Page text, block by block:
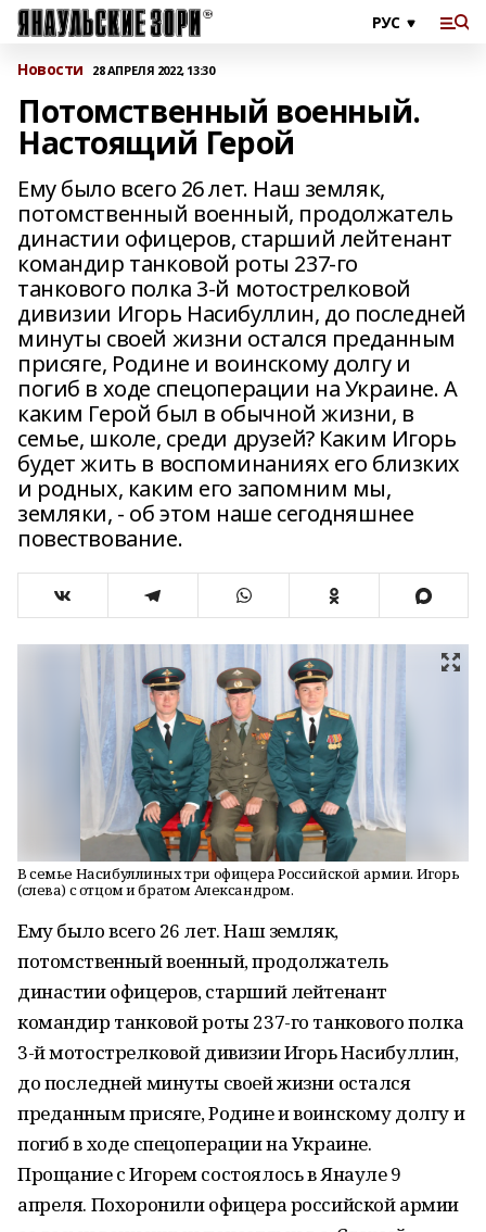
Новости 28 АПРЕЛЯ 2022, 13:30
Потомственный военный.
Настоящий Герой
Ему было всего 26 лет. Наш земляк,
потомственный военный, продолжатель
династии офицеров, старший лейтенант
командир танковой роты 237-го
танкового полка 3-й мотострелковой
дивизии Игорь Насибуллин, до последней
минуты своей жизни остался преданным
присяге, Родине и воинскому долгу и
погиб в ходе спецоперации на Украине. А
каким Герой был в обычной жизни, в
семье, школе, среди друзей? Каким Игорь
будет жить в воспоминаниях его близких
и родных, каким его запомним мы,
земляки, - об этом наше сегодняшнее
повествование.
В семье Насибуллиных три офицера Российской армии. Игорь
(слева) с отцом и братом Александром.
Ему было всего 26 лет. Наш земляк,
потомственный военный, продолжатель
династии офицеров, старший лейтенант
командир танковой роты 237-го танкового полка
3-й мотострелковой дивизии Игорь Насибуллин,
до последней минуты своей жизни остался
преданным присяге, Родине и воинскому долгу и
погиб в ходе спецоперации на Украине.
Прощание с Игорем состоялось в Янауле 9
апреля. Похоронили офицера российской армии